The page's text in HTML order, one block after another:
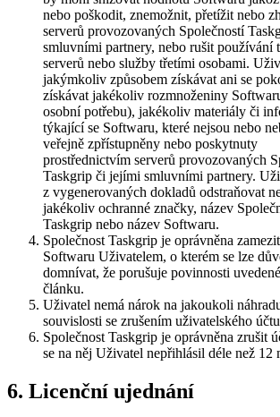
nebo poškodit, znemožnit, přetížit nebo
serverů provozovaných Společností
smluvními partnery, nebo rušit používání
serverů nebo služby třetími osobami.
jakýmkoliv způsobem získávat ani se
získávat jakékoliv rozmnoženiny
osobní potřebu), jakékoliv materiály či
týkající se Softwaru, které nejsou nebo
veřejně zpřístupněny nebo poskytnuty
prostřednictvím serverů provozovaných
Taskgrip či jejími smluvními partnery.
z vygenerovaných dokladů odstraňovat
jakékoliv ochranné značky, název
Taskgrip nebo název Softwaru.
Společnost Taskgrip je oprávněna
Softwaru Uživatelem, o kterém se lze
domnívat, že porušuje povinnosti
článku.
Uživatel nemá nárok na jakoukoli
souvislosti se zrušením uživatelského
Společnost Taskgrip je oprávněna zrušit
se na něj Uživatel nepřihlásil déle než 12
6. Licenční ujednání